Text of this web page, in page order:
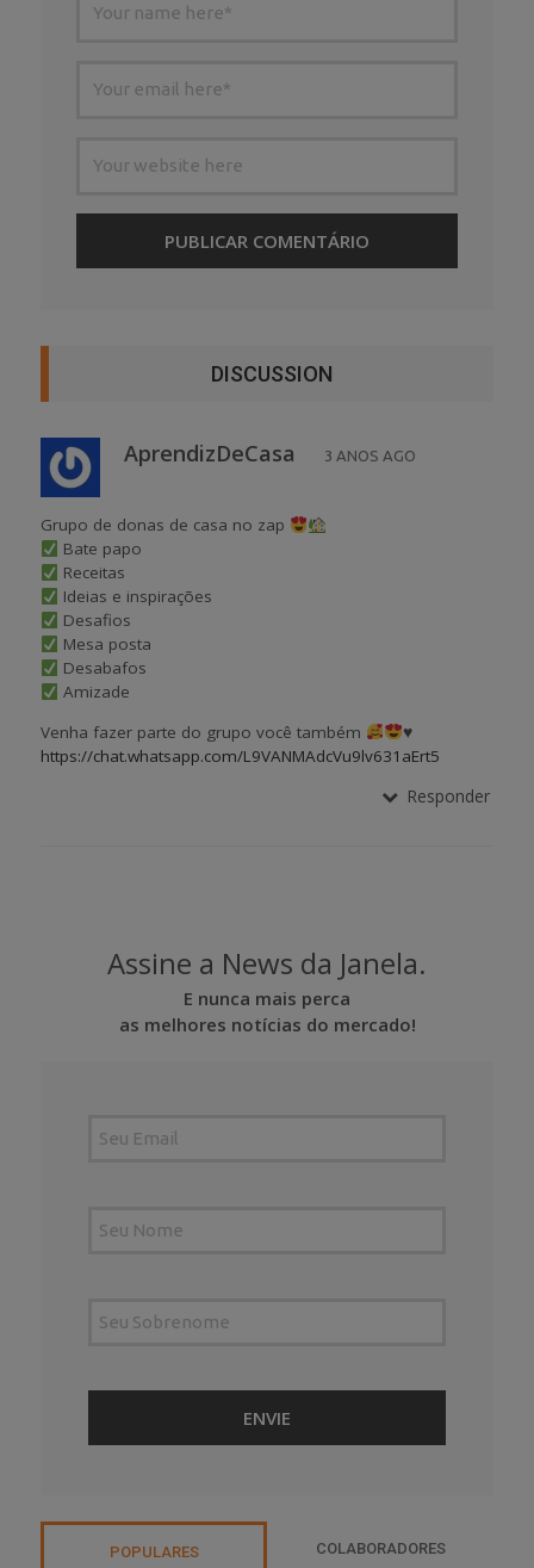
DISCUSSION
AprendizDeCasa 3 ANOS AGO
Grupo de donas de casa no zap
Bate papo
Receitas
Ideias e inspirações
Desafios
Mesa posta
Desabafos
Amizade
Venha fazer parte do grupo você também
♥️
https://chat.whatsapp.com/L9VANMAdcVu9lv631aErt5
Responder
Assine a News da Janela.
E nunca mais perca
as melhores notícias do mercado!
POPULARES COLABORADORES